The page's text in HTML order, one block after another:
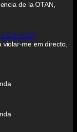
de la OTAN,
violar-me em directo,